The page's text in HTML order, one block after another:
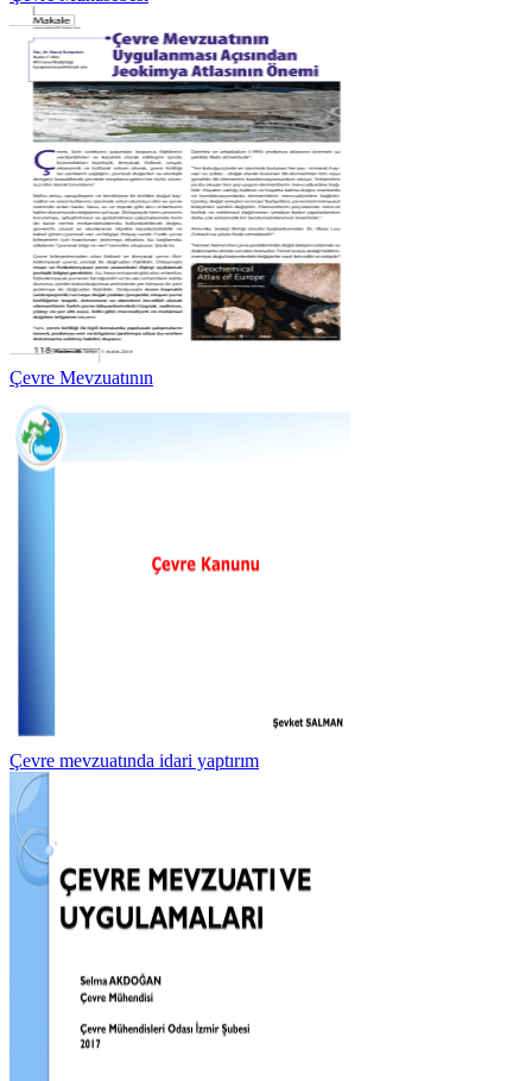
Çevre Mevzuatının
Çevre mevzuatında idari yaptırım